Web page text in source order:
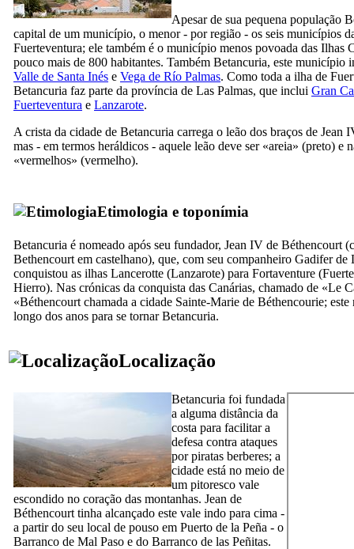
Apesar de sua pequena população
capital de um município, o menor - por região - os seis municípios
Fuerteventura; ele também é o município menos povoada das Ilhas
pouco mais de 800 habitantes. Também Betancuria, este município
Valle de Santa Inés e Vega de Río Palmas. Como toda a ilha de
Betancuria faz parte da província de Las Palmas, que inclui Gran
Fuerteventura e Lanzarote.
A crista da cidade de Betancuria carrega o leão dos braços de Jean
mas - em termos heráldicos - aquele leão deve ser «areia» (preto) e
«vermelhos» (vermelho).
Etimologia e toponímia
Betancuria é nomeado após seu fundador, Jean IV de Béthencourt
Bethencourt em castelhano), que, com seu companheiro Gadifer de
conquistou as ilhas Lancerotte (Lanzarote) para Fortaventure (
Hierro). Nas crónicas da conquista das Canárias, chamado de «Le
«Béthencourt chamada a cidade Sainte-Marie de Béthencourie;
longo dos anos para se tornarBetancuria.
Localização
Betancuria foi fundada
a alguma distância da
costa para facilitar a
defesa contra ataques
por piratas berberes; a
cidade está no meio de
um pitoresco vale
escondido no coração das montanhas. Jean de
Béthencourt tinha alcançado este vale indo para cima -
a partir do seu local de pouso em Puerto de la Peña - o
Barranco de Mal Paso e do Barranco de las Peñitas.